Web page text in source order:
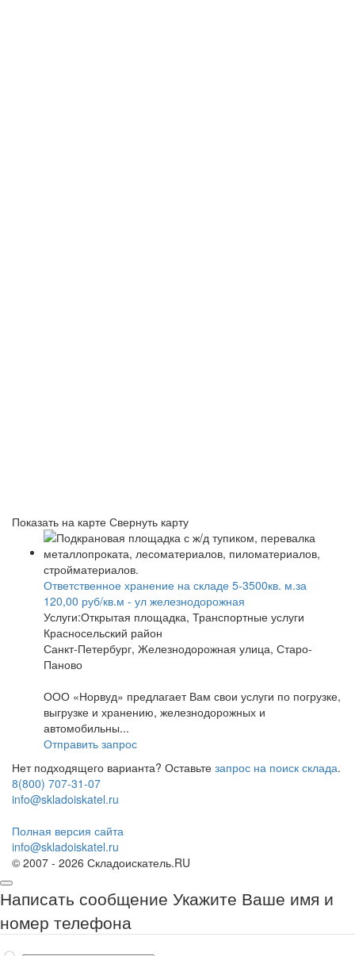
Показать на карте Свернуть карту
Ответственное хранение на складе 5-3500кв. м.за
120,00 руб/кв.м - ул железнодорожная
Услуги:Открытая площадка, Транспортные услуги
Красносельский район
Санкт-Петербург, Железнодорожная улица, Старо-
Паново
ООО «Норвуд» предлагает Вам свои услуги по погрузке,
выгрузке и хранению, железнодорожных и
автомобильны...
Отправить запрос
Нет подходящего варианта? Оставьте запрос на поиск склада.
8(800) 707-31-07
info@skladoiskatel.ru
Полная версия сайта
info@skladoiskatel.ru
© 2007 - 2026 Складоискатель.RU
Написать сообщение Укажите Ваше имя и
номер телефона